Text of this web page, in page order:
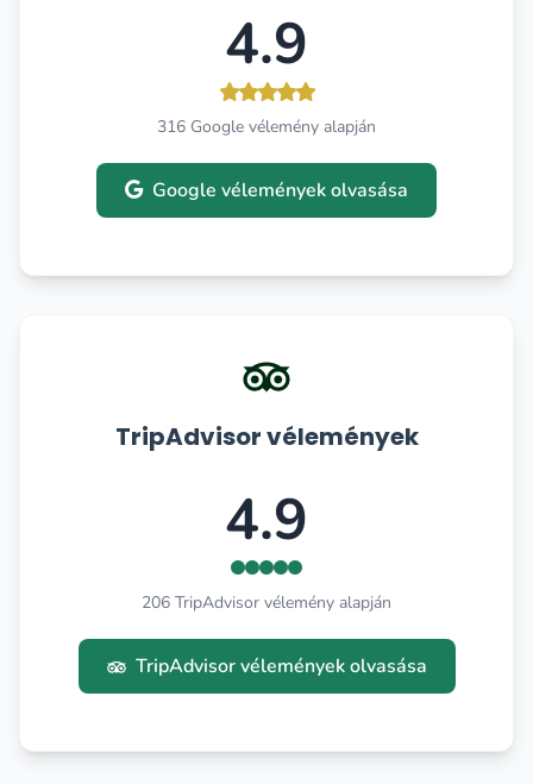
4.9
316 Google vélemény alapján
Google vélemények olvasása
TripAdvisor vélemények
4.9
206 TripAdvisor vélemény alapján
TripAdvisor vélemények olvasása